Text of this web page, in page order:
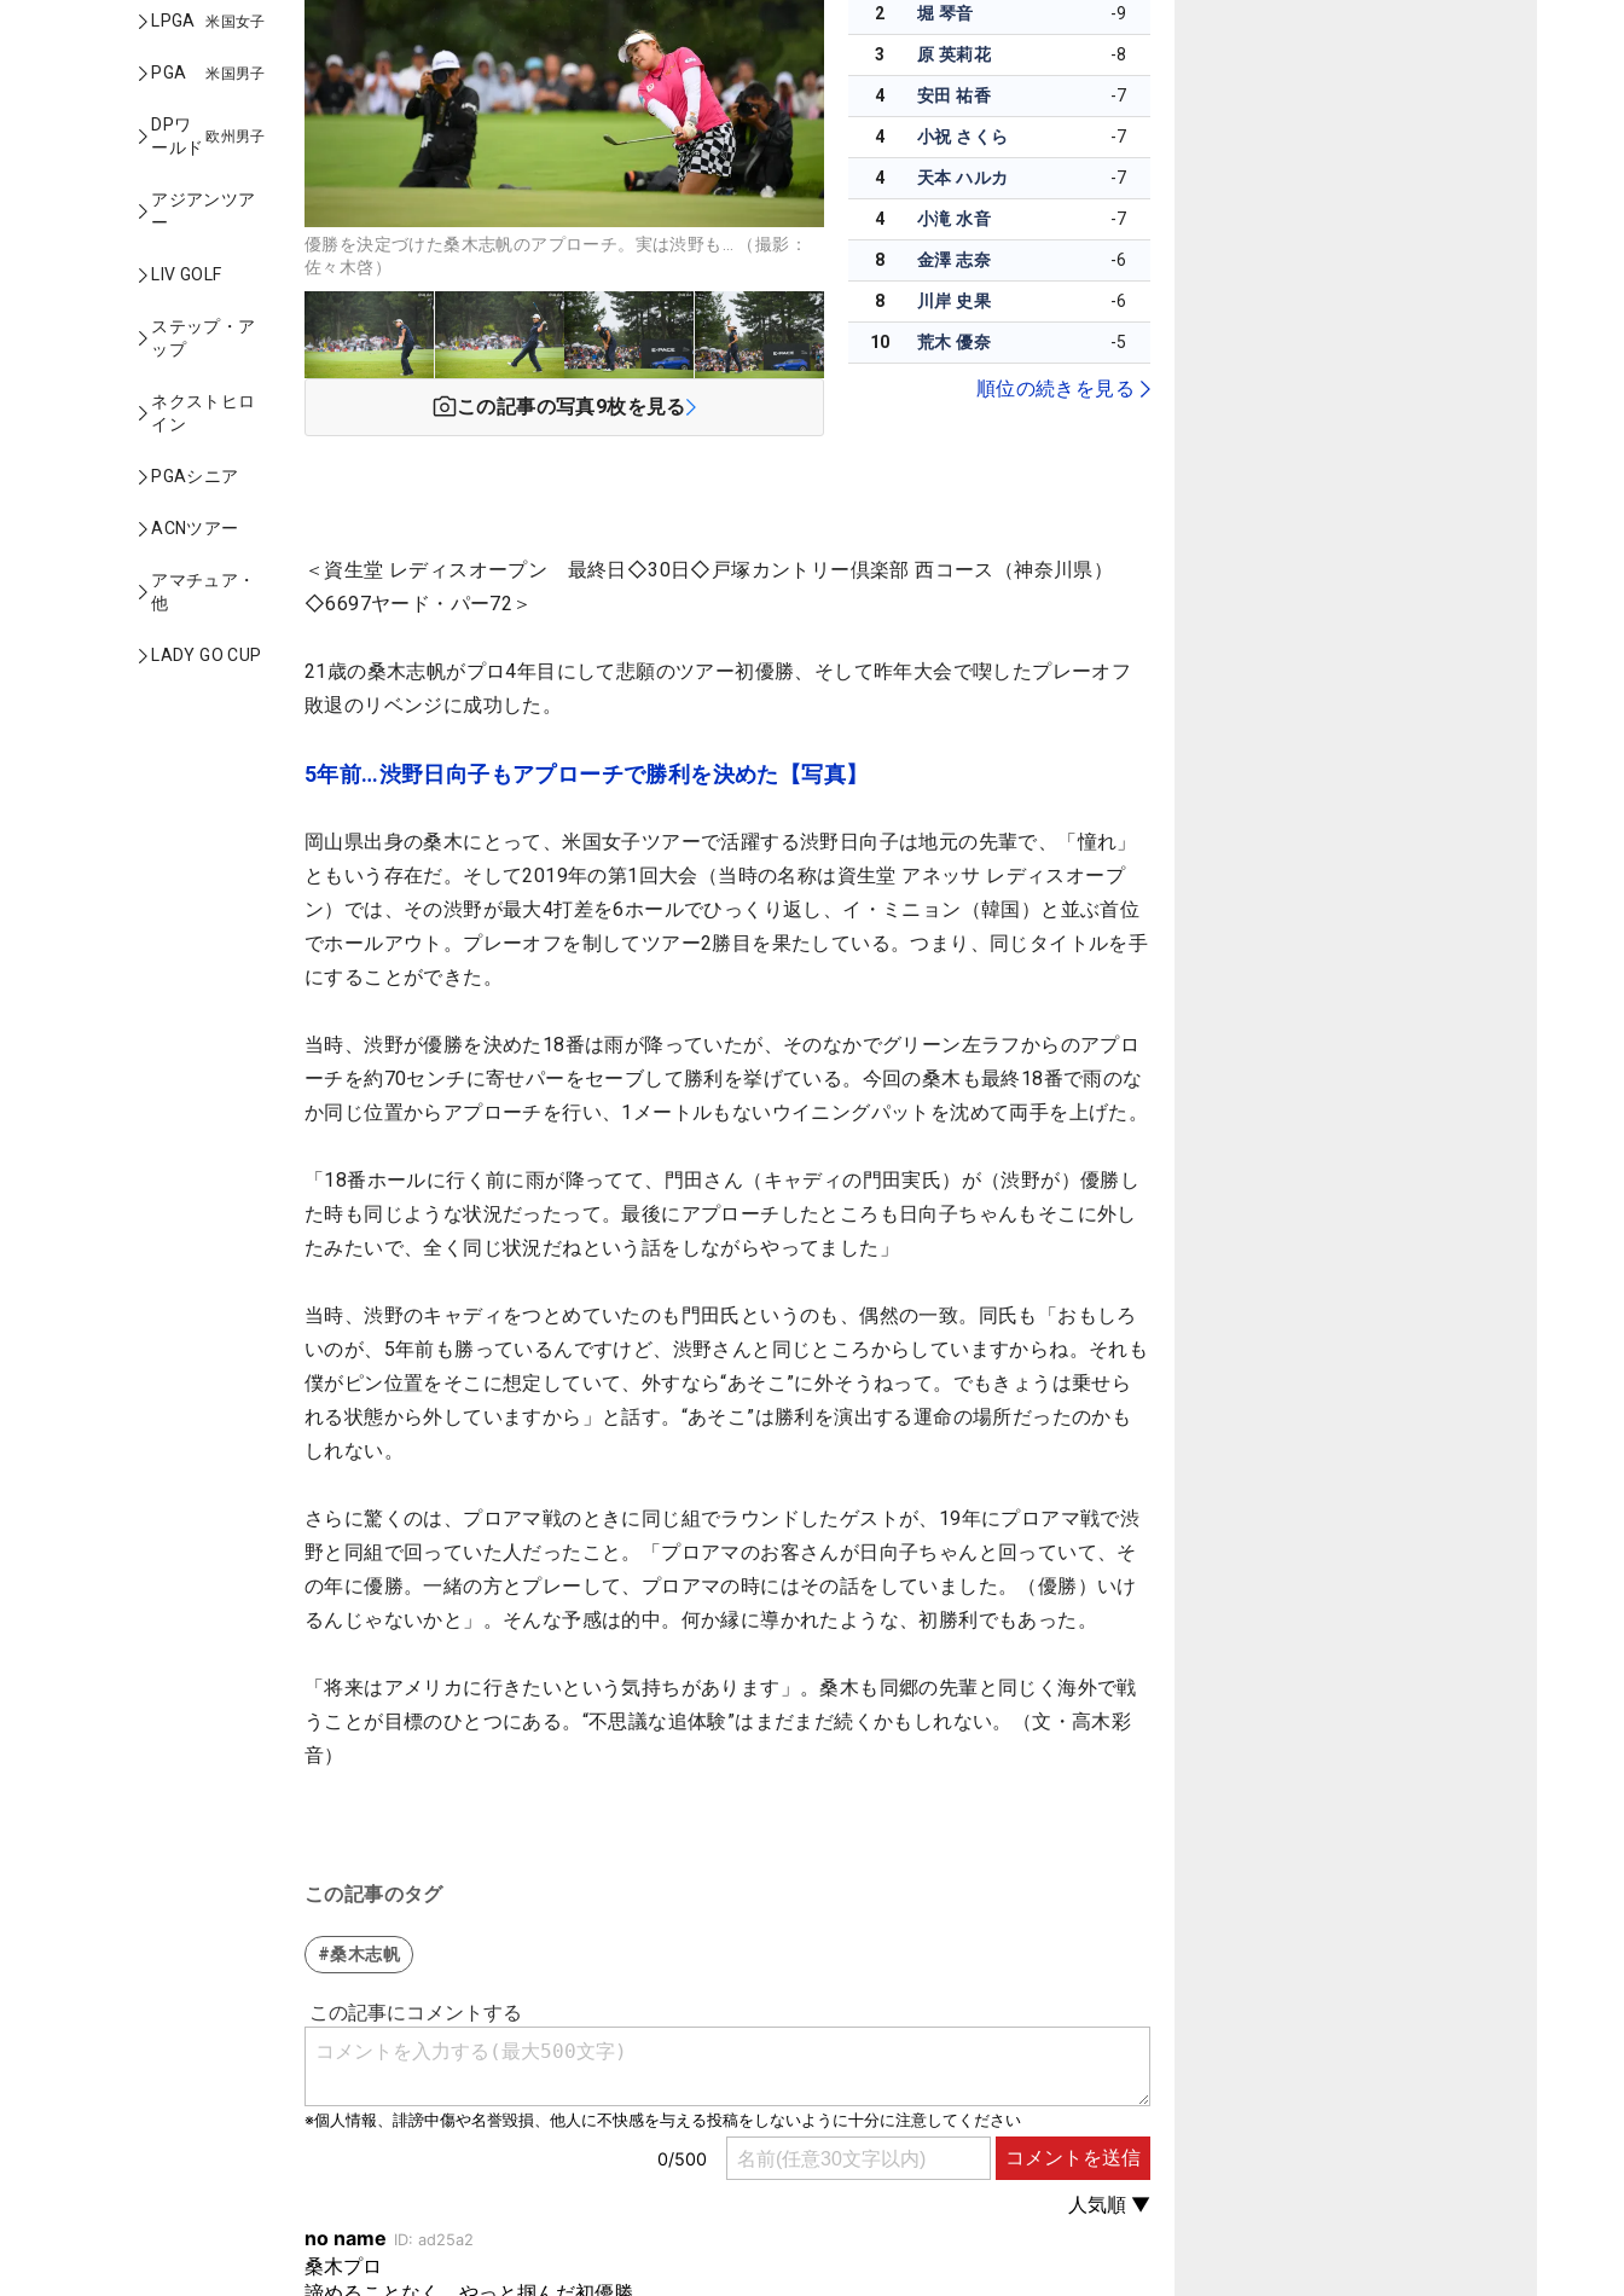
LPGA 米国女子
PGA 米国男子
DPワ
ールド
欧州男子
アジアンツア
ー
LIV GOLF
ステップ・ア
ップ
ネクストヒロ
イン
PGAシニア
ACNツアー
アマチュア・
他
LADY GO CUP
優勝を決定づけた桑木志帆のアプローチ。実は渋野も… （撮影：
佐々木啓）
この記事の写真9枚を見る
2 堀 琴音 -9
3 原 英莉花 -8
4 安田 祐香 -7
4 小祝 さくら -7
4 天本 ハルカ -7
4 小滝 水音 -7
8 金澤 志奈 -6
8 川岸 史果 -6
10 荒木 優奈 -5
順位の続きを見る
＜資生堂 レディスオープン 最終日◇30日◇戸塚カントリー倶楽部 西コース（神奈川県）
◇6697ヤード・パー72＞
21歳の桑木志帆がプロ4年目にして悲願のツアー初優勝、そして昨年大会で喫したプレーオフ
敗退のリベンジに成功した。
5年前…渋野日向子もアプローチで勝利を決めた【写真】
岡山県出身の桑木にとって、米国女子ツアーで活躍する渋野日向子は地元の先輩で、「憧れ」
ともいう存在だ。そして2019年の第1回大会（当時の名称は資生堂 アネッサ レディスオープ
ン）では、その渋野が最大4打差を6ホールでひっくり返し、イ・ミニョン（韓国）と並ぶ首位
でホールアウト。プレーオフを制してツアー2勝目を果たしている。つまり、同じタイトルを手
にすることができた。
当時、渋野が優勝を決めた18番は雨が降っていたが、そのなかでグリーン左ラフからのアプロ
ーチを約70センチに寄せパーをセーブして勝利を挙げている。今回の桑木も最終18番で雨のな
か同じ位置からアプローチを行い、1メートルもないウイニングパットを沈めて両手を上げた。
「18番ホールに行く前に雨が降ってて、門田さん（キャディの門田実氏）が（渋野が）優勝し
た時も同じような状況だったって。最後にアプローチしたところも日向子ちゃんもそこに外し
たみたいで、全く同じ状況だねという話をしながらやってました」
当時、渋野のキャディをつとめていたのも門田氏というのも、偶然の一致。同氏も「おもしろ
いのが、5年前も勝っているんですけど、渋野さんと同じところからしていますからね。それも
僕がピン位置をそこに想定していて、外すなら“あそこ”に外そうねって。でもきょうは乗せら
れる状態から外していますから」と話す。“あそこ”は勝利を演出する運命の場所だったのかも
しれない。
さらに驚くのは、プロアマ戦のときに同じ組でラウンドしたゲストが、19年にプロアマ戦で渋
野と同組で回っていた人だったこと。「プロアマのお客さんが日向子ちゃんと回っていて、そ
の年に優勝。一緒の方とプレーして、プロアマの時にはその話をしていました。（優勝）いけ
るんじゃないかと」。そんな予感は的中。何か縁に導かれたような、初勝利でもあった。
「将来はアメリカに行きたいという気持ちがあります」。桑木も同郷の先輩と同じく海外で戦
うことが目標のひとつにある。“不思議な追体験”はまだまだ続くかもしれない。（文・高木彩
音）
この記事のタグ
#桑木志帆